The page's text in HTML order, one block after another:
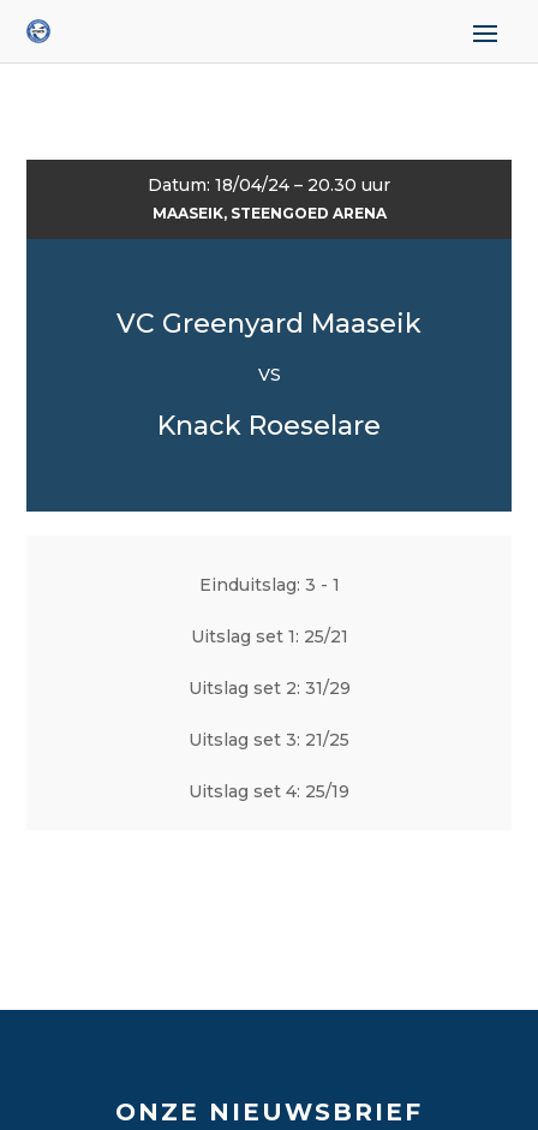
Datum: 18/04/24 – 20.30 uur
MAASEIK, STEENGOED ARENA
VC Greenyard Maaseik
VS
Knack Roeselare
Einduitslag: 3 - 1
Uitslag set 1: 25/21
Uitslag set 2: 31/29
Uitslag set 3: 21/25
Uitslag set 4: 25/19
ONZE NIEUWSBRIEF